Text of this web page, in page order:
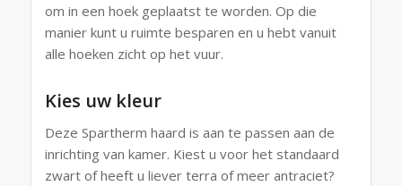
om in een hoek geplaatst te worden. Op die
manier kunt u ruimte besparen en u hebt vanuit
alle hoeken zicht op het vuur.
Kies uw kleur
Deze Spartherm haard is aan te passen aan de
inrichting van kamer. Kiest u voor het standaard
zwart of heeft u liever terra of meer antraciet?